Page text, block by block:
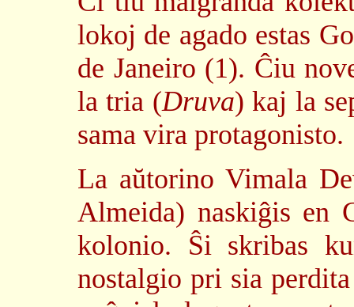
lokoj de agado estas
de Janeiro (1). Ĉiu
la tria (Druva) kaj la
sama vira protagonisto.
La aŭtorino Vimala
Almeida) naskiĝis en
kolonio. Ŝi skribas
nostalgio pri sia